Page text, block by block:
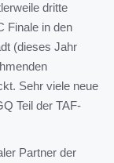
dritte
Finale in den
(dieses Jahr
Sehr viele neue
Teil der TAF-
Partner der